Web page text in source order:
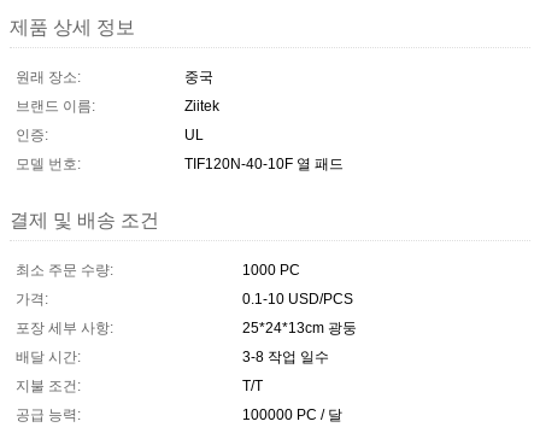
제품 상세 정보
원래 장소:
중국
브랜드 이름:
Ziitek
인증:
UL
모델 번호:
TIF120N-40-10F 열 패드
결제 및 배송 조건
최소 주문 수량:
1000 PC
가격:
0.1-10 USD/PCS
포장 세부 사항:
25*24*13cm 광둥
배달 시간:
3-8 작업 일수
지불 조건:
T/T
공급 능력:
100000 PC / 달